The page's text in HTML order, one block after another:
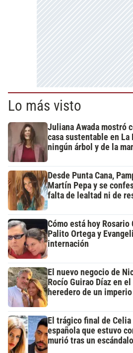
Lo más visto
Juliana Awada mostró
casa sustentable en
ningún árbol y de la
Desde Punta Cana,
Martín Pepa y se
falta de lealtad ni de
Cómo está hoy Rosario
Palito Ortega y
internación
El nuevo negocio de
Rocío Guirao Díaz en
heredero de un
El trágico final de
española que estuvo
murió tras un escándalo